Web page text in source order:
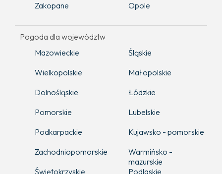
Zakopane
Opole
Pogoda dla województw
Mazowieckie
Śląskie
Wielkopolskie
Małopolskie
Dolnośląskie
Łódzkie
Pomorskie
Lubelskie
Podkarpackie
Kujawsko - pomorskie
Zachodniopomorskie
Warmińsko -
mazurskie
Świętokrzyskie
Podlaskie